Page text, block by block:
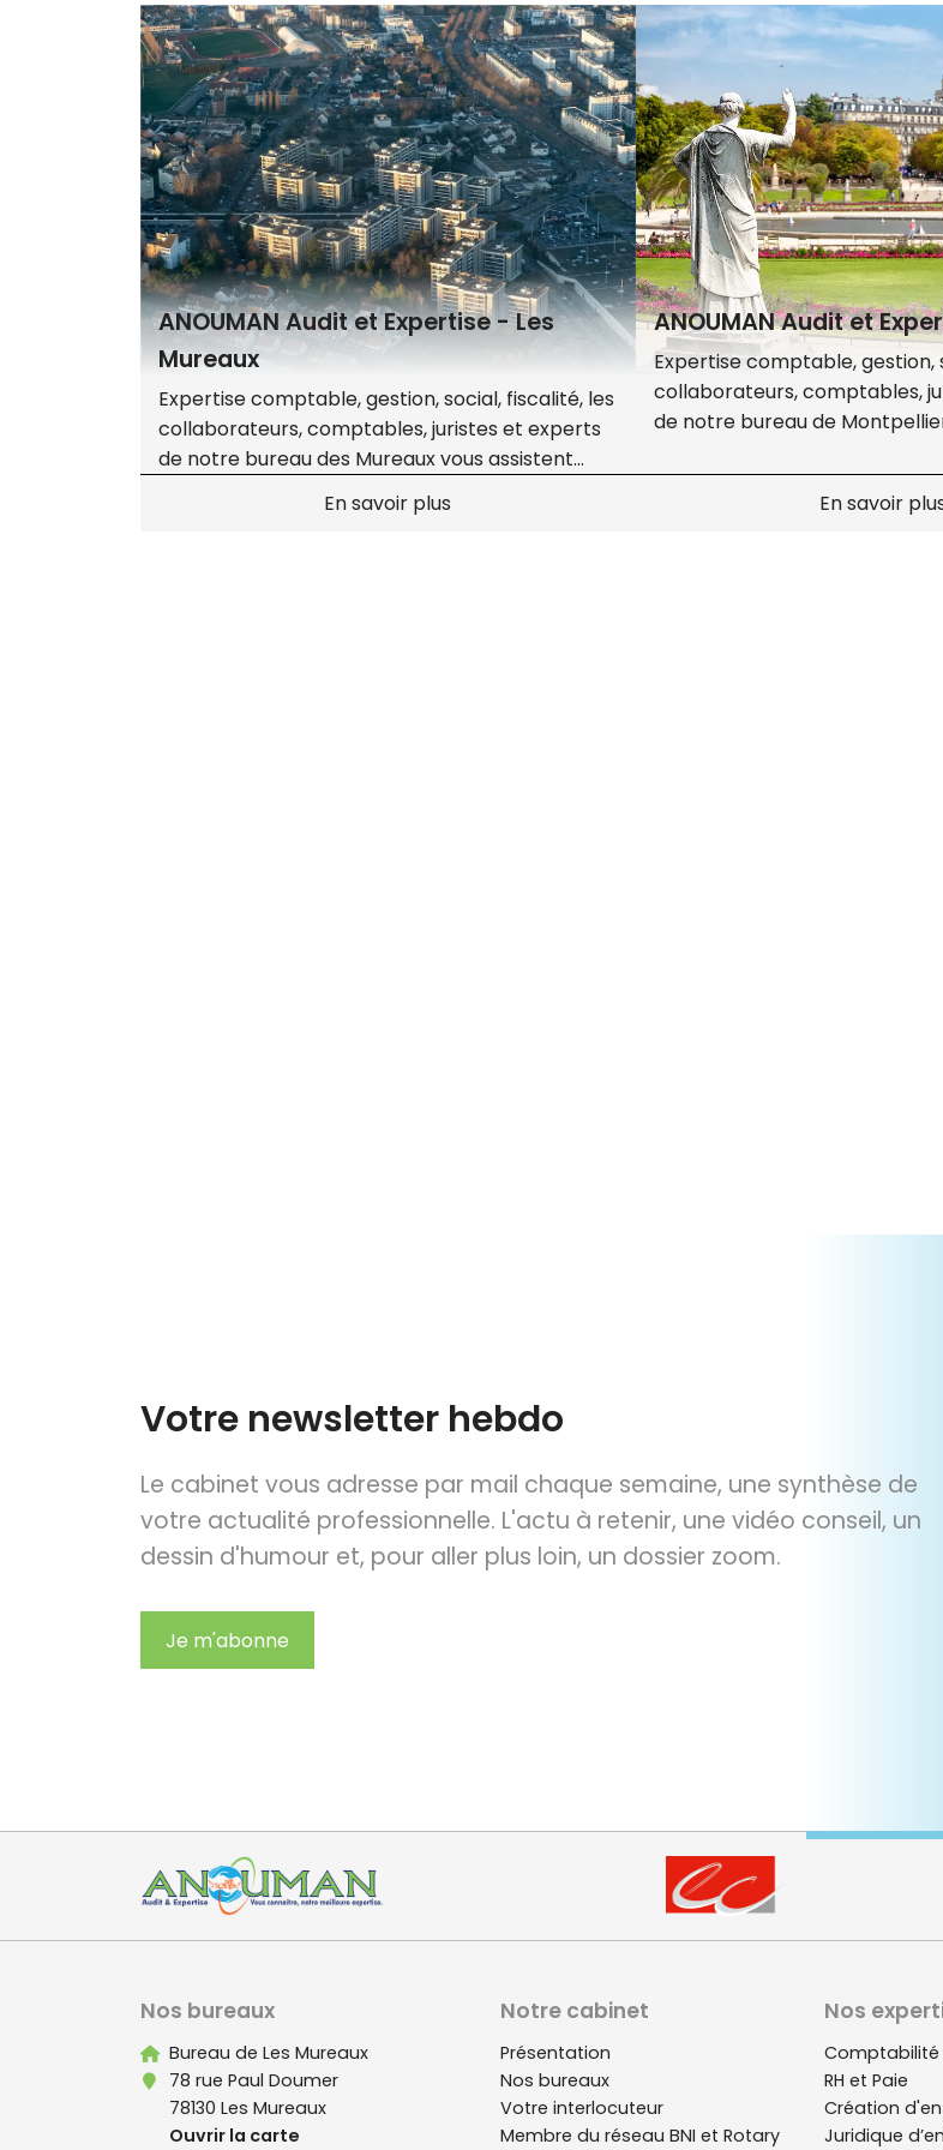
ANOUMAN Audit et Expertise - Les
Mureaux
Expertise comptable, gestion, social, fiscalité, les
collaborateurs, comptables, juristes et experts
de notre bureau des Mureaux vous assistent
tout au long de la vie de votre entreprise de la
création à la transmission.
En savoir plus
ANOUMAN Audit et
Expertise comptable, gestion,
collaborateurs, comptables,
de notre bureau de
création à la transmission.
En savoir
Votre newsletter hebdo
Le cabinet vous adresse par mail chaque semaine, une synthèse de
votre actualité professionnelle. L'actu à retenir, une vidéo conseil, un
dessin d'humour et, pour aller plus loin, un dossier zoom.
Je m'abonne
Nos bureaux
Bureau de Les Mureaux
78 rue Paul Doumer
78130 Les Mureaux
Ouvrir la carte
Bureau de Paris
28 Place de la Chapelle
75018 Paris
Ouvrir la carte
Notre cabinet
Présentation
Nos bureaux
Votre interlocuteur
Membre du réseau BNI et Rotary
Nos
Comptabilité
RH et Paie
Création
Juridique